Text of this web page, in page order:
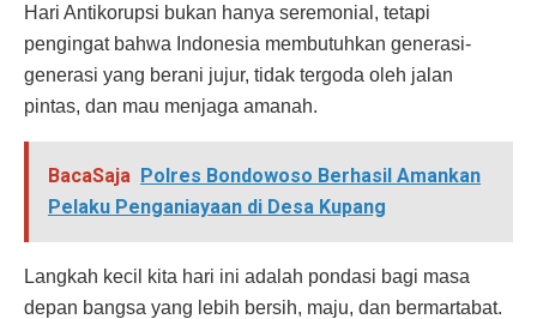
Hari Antikorupsi bukan hanya seremonial, tetapi
pengingat bahwa Indonesia membutuhkan generasi-
generasi yang berani jujur, tidak tergoda oleh jalan
pintas, dan mau menjaga amanah.
BacaSaja Polres Bondowoso Berhasil Amankan
Pelaku Penganiayaan di Desa Kupang
Langkah kecil kita hari ini adalah pondasi bagi masa
depan bangsa yang lebih bersih, maju, dan bermartabat.